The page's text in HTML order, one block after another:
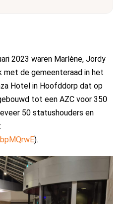
2023 waren Marlène, Jordy
met de gemeenteraad in het
Hotel in Hoofddorp dat op
tot een AZC voor 350
50 statushouders en
).